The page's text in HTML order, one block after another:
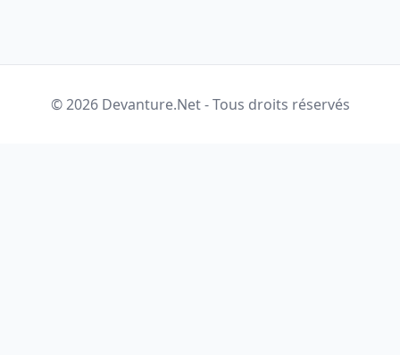
© 2026 Devanture.Net - Tous droits réservés